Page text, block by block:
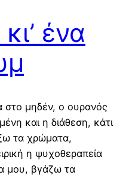
ένα
στο μηδέν, ο ουρανός
και η διάθεση, κάτι
τα χρώματα,
η ψυχοθεραπεία
μου, βγάζω τα